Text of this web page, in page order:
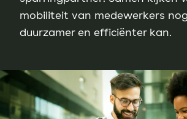
mobiliteit van medewerkers
duurzamer en efficiënter kan.